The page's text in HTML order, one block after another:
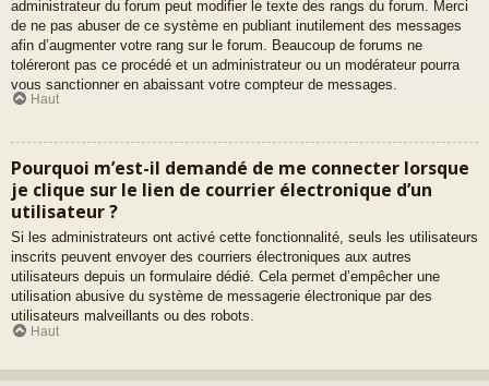
administrateur du forum peut modifier le texte des rangs du forum. Merci
de ne pas abuser de ce système en publiant inutilement des messages
afin d’augmenter votre rang sur le forum. Beaucoup de forums ne
toléreront pas ce procédé et un administrateur ou un modérateur pourra
vous sanctionner en abaissant votre compteur de messages.
Haut
Pourquoi m’est-il demandé de me connecter lorsque
je clique sur le lien de courrier électronique d’un
utilisateur ?
Si les administrateurs ont activé cette fonctionnalité, seuls les utilisateurs
inscrits peuvent envoyer des courriers électroniques aux autres
utilisateurs depuis un formulaire dédié. Cela permet d’empêcher une
utilisation abusive du système de messagerie électronique par des
utilisateurs malveillants ou des robots.
Haut